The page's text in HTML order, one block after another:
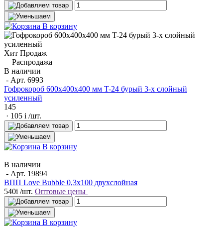
В корзину
Хит Продаж
Распродажа
В наличии
- Арт. 6993
Гофрокороб 600x400x400 мм T-24 бурый 3-х слойный
усиленный
145
· 105 i /шт.
В корзину
В наличии
- Арт. 19894
ВПП Love Bubble 0,3х100 двухслойная
540i /шт. Оптовые цены
В корзину